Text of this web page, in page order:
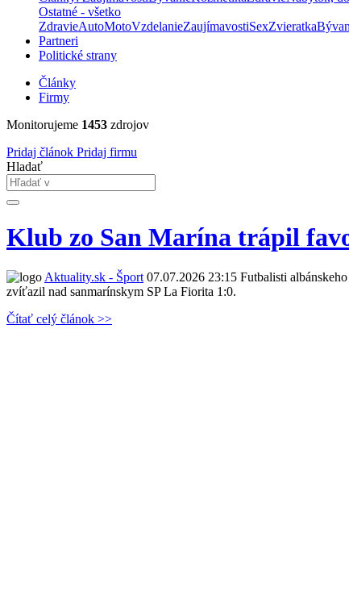
Ostatné - všetko
ZdravieAutoMotoVzdelanieZaujímavostiSexZvieratka
Partneri
Politické strany
Články
Firmy
Monitorujeme 1453 zdrojov
Pridaj článok Pridaj firmu
Hladať
Klub zo San Marína trápil
Aktuality.sk - Šport 07.07.2026 23:15 Futbalisti
zvíťazil nad sanmarínskym SP La Fiorita 1:0.
Čítať celý článok >>